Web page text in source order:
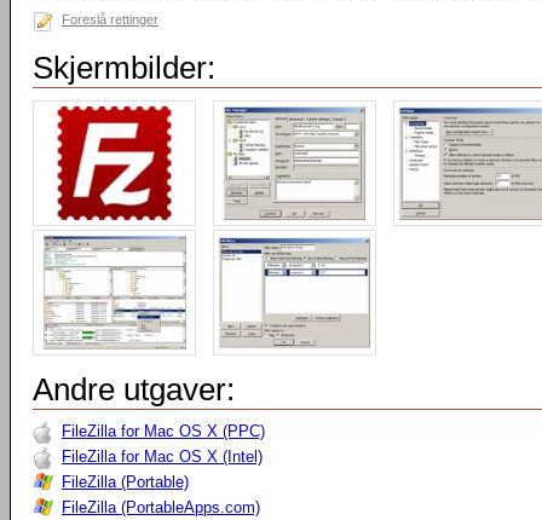
Foreslå rettinger
Skjermbilder:
Andre utgaver:
FileZilla for Mac OS X (PPC)
FileZilla for Mac OS X (Intel)
FileZilla (Portable)
FileZilla (PortableApps.com)